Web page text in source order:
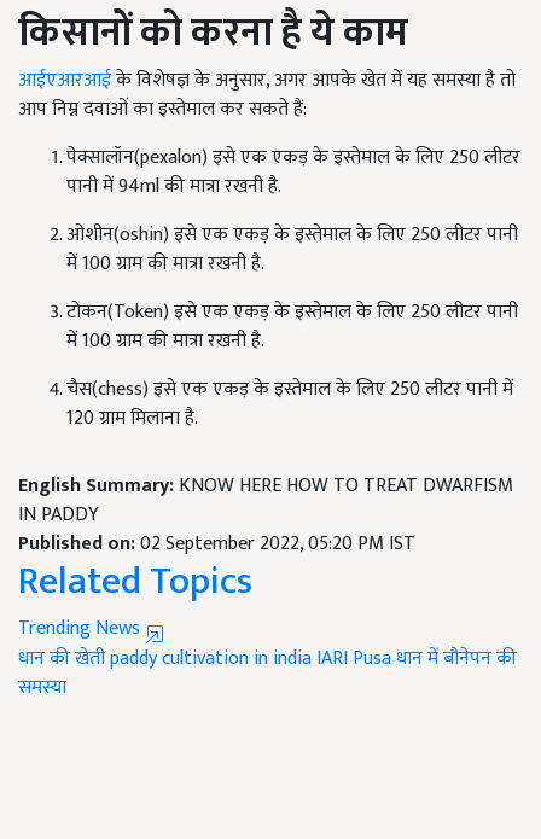
किसानों को करना है ये काम
आईएआरआईके विशेषज्ञ के अनुसार, अगर आपके खेत में यह समस्या है तो
आप निम्न दवाओं का इस्तेमाल कर सकते हैं:
पेक्सालॉन(pexalon) इसे एक एकड़ के इस्तेमाल के लिए 250 लीटर
पानी में 94ml की मात्रा रखनी है.
ओशीन(oshin) इसे एक एकड़ के इस्तेमाल के लिए 250 लीटर पानी
में 100 ग्राम की मात्रा रखनी है.
टोकन(Token) इसे एक एकड़ के इस्तेमाल के लिए 250 लीटर पानी
में 100 ग्राम की मात्रा रखनी है.
चैस(chess) इसे एक एकड़ के इस्तेमाल के लिए 250 लीटर पानी में
120 ग्राम मिलाना है.
English Summary:KNOW HERE HOW TO TREAT DWARFISM
IN PADDY
Published on:02 September 2022, 05:20 PM IST
Related Topics
Trending News
धान की खेतीpaddy cultivation in indiaIARI Pusaधान में बौनेपन की
समस्या